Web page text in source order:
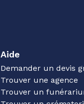
Aide
Demander un devis
Trouver une agence
Trouver un